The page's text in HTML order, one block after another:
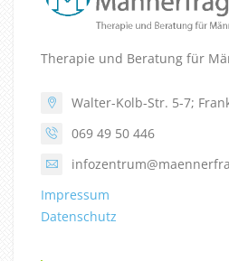
Therapie und Beratung für
Walter-Kolb-Str. 5-7;
069 49 50 446
Impressum
Datenschutz